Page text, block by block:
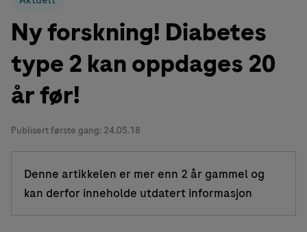
Ny forskning! Diabetes
type 2 kan oppdages 20
år før!
Publisert første gang: 24.05.18
Denne artikkelen er mer enn 2 år gammel og
kan derfor inneholde utdatert informasjon